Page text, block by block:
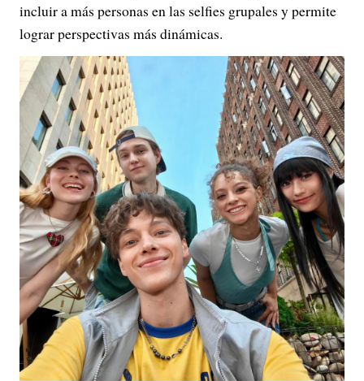
incluir a más personas en las selfies grupales y permite
lograr perspectivas más dinámicas.